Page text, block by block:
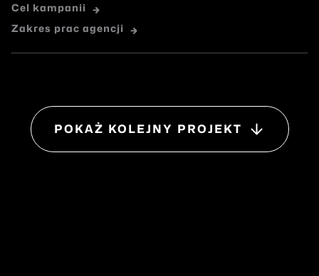
Cel kampanii
Zakres prac agencji
POKAŻ KOLEJNY PROJEKT